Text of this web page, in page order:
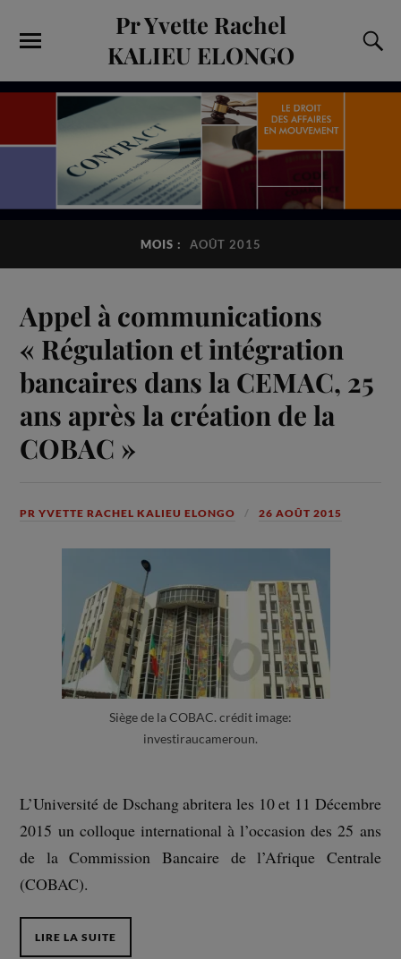
Pr Yvette Rachel
KALIEU ELONGO
MOIS : AOÛT 2015
Appel à communications
« Régulation et intégration
bancaires dans la CEMAC, 25
ans après la création de la
COBAC »
PR YVETTE RACHEL KALIEU ELONGO 26 AOÛT 2015
Siège de la COBAC. crédit image:
investiraucameroun.
L’Université de Dschang abritera les 10 et 11 Décembre
2015 un colloque international à l’occasion des 25 ans
de la Commission Bancaire de l’Afrique Centrale
(COBAC).
LIRE LA SUITE